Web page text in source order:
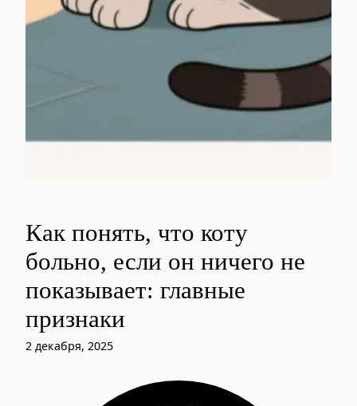
Как понять, что коту
больно, если он ничего не
показывает: главные
признаки
2 декабря, 2025